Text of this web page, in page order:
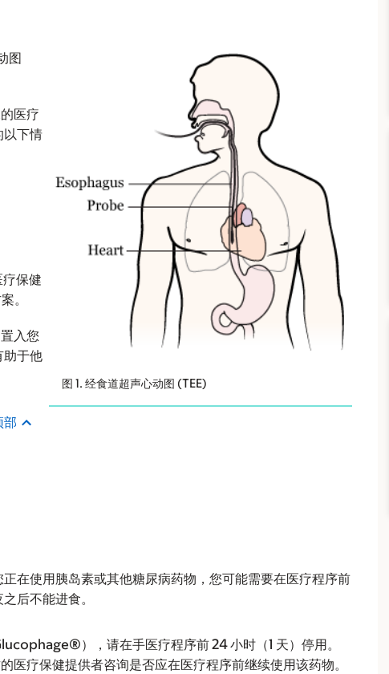
图 1. 经食道超声心动图 (TEE)
图
医疗
以下情
保健
。
入您
助于他
部
在使用胰岛素或其他糖尿病药物，您可能需要在医疗程序前
后不能进食。
），请在手医疗程序前 24 小时（1 天）停用。
医疗保健提供者咨询是否应在医疗程序前继续使用该药物。